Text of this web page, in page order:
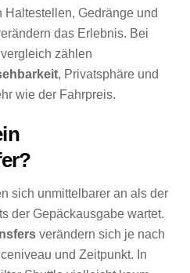
Haltestellen, Gedränge und
das Erlebnis. Bei
zählen
, Privatsphäre und
wie der Fahrpreis.
sich unmittelbarer an als der
der Gepäckausgabe wartet.
verändern sich je nach
und Zeitpunkt. In